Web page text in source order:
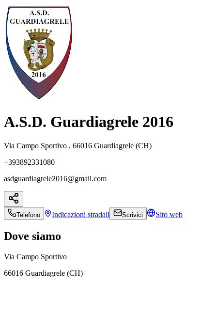
A.S.D. Guardiagrele 2016
Via Campo Sportivo , 66016 Guardiagrele (CH)
+393892331080
asdguardiagrele2016@gmail.com
Telefono Indicazioni stradali Scrivici Sito web
Dove siamo
Via Campo Sportivo
66016 Guardiagrele (CH)